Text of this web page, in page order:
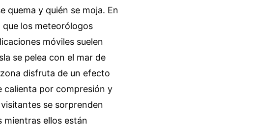
quema y quién se moja. En
los meteorólogos
móviles suelen
se pelea con el mar de
disfruta de un efecto
calienta por compresión y
se sorprenden
mientras ellos están